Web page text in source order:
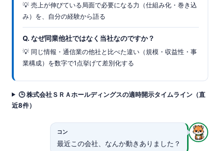
💡 売上が伸びている局面で必要になる力（仕組み化・巻き込
み）を、自分の経験から語る
Q. なぜ同業他社ではなく当社なのですか？
💡 同じ情報・通信業の他社と比べた違い（規模・収益性・事
業構成）を数字で1点挙げて差別化する
🕒 株式会社ＳＲＡホールディングスの適時開示タイムライン（直
近8件）
コン
最近この会社、なんか動きありました？